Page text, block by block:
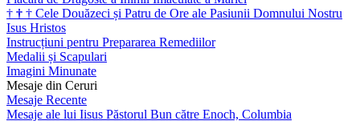
† † † Cele Douăzeci și Patru de Ore ale Pasiunii Domnului Nostru
Isus Hristos
Instrucțiuni pentru Prepararea Remediilor
Medalii și Scapulari
Imagini Minunate
Mesaje din Ceruri
Mesaje Recente
Mesaje ale lui Iisus Păstorul Bun către Enoch, Columbia